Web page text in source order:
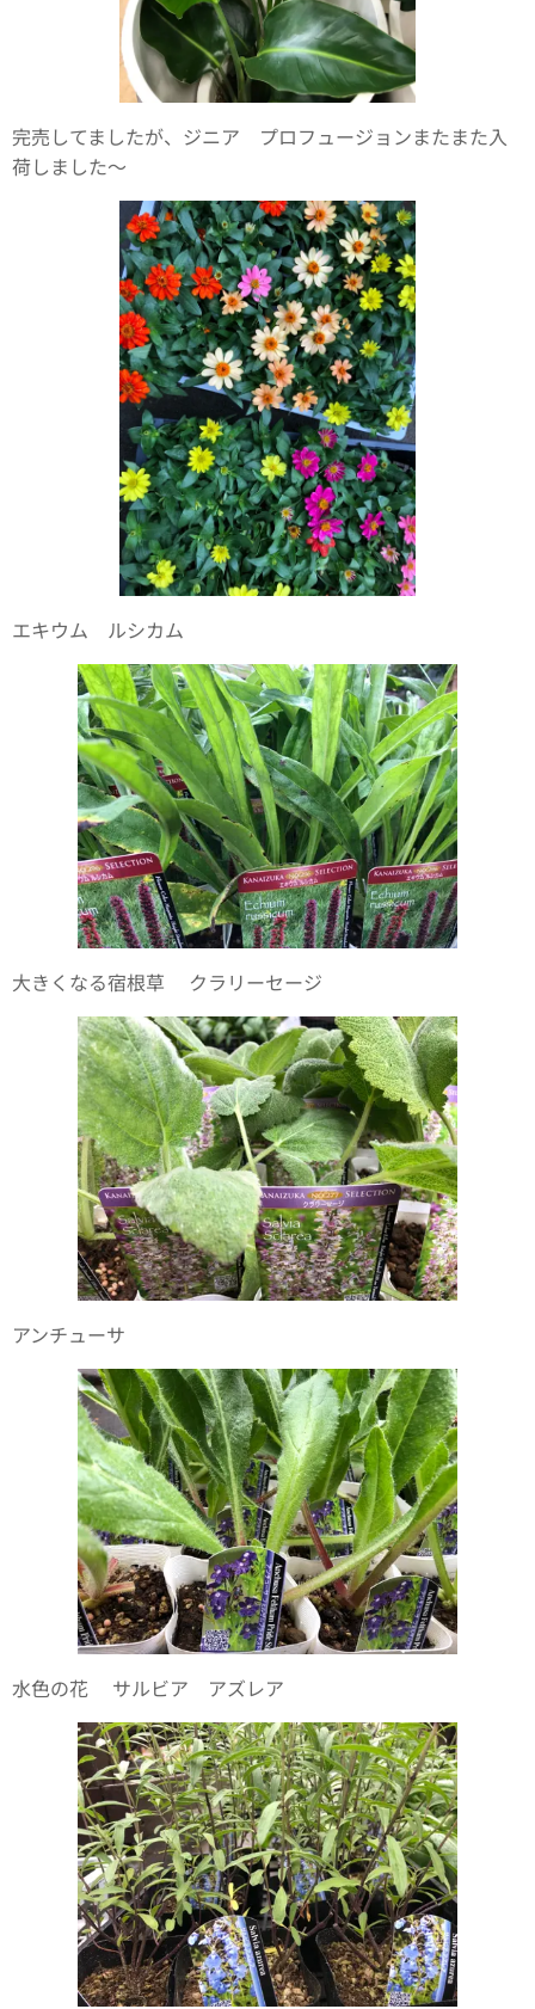
完売してましたが、ジニア プロフュージョンまたまた入
荷しました〜🎃
エキウム ルシカム
大きくなる宿根草✨クラリーセージ
アンチューサ
水色の花✨サルビア アズレア